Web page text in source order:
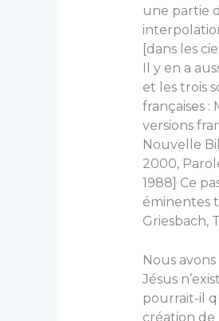
une partie
[dans les
Il y en a
et les trois
françaises :
versions
Nouvelle
2000,
1988] Ce
éminentes
Griesbach,
Nous
Jésus
pourrait-il
création de